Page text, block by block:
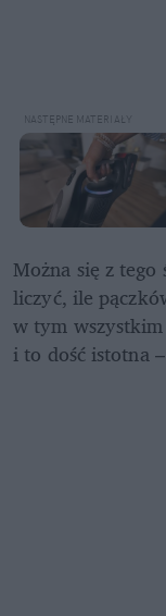
Można się z
liczyć, ile
w tym
i to dość istotna –